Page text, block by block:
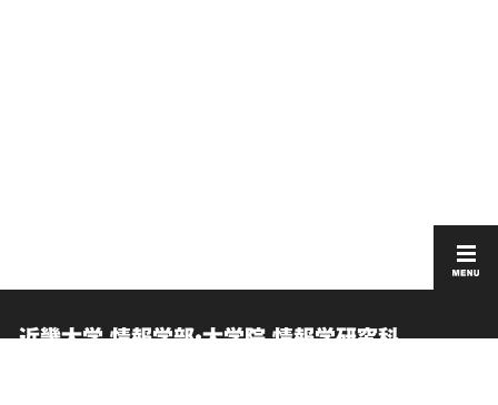
近畿大学 情報学部・大学院 情報学研究科